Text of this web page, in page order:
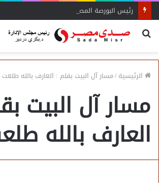
رئيس البورصة المصرية يلتقي رئيس جهاز
بحث
الرئيسية/مسار آل البيت بقلم : العارف بالله طلعت
مسار آل البيت
العارف بالله